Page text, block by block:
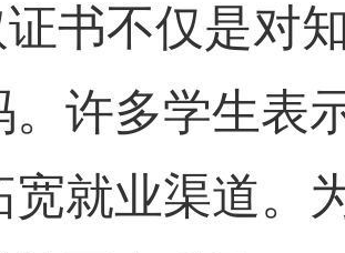
书不仅是对
。许多学生表
宽就业渠道。